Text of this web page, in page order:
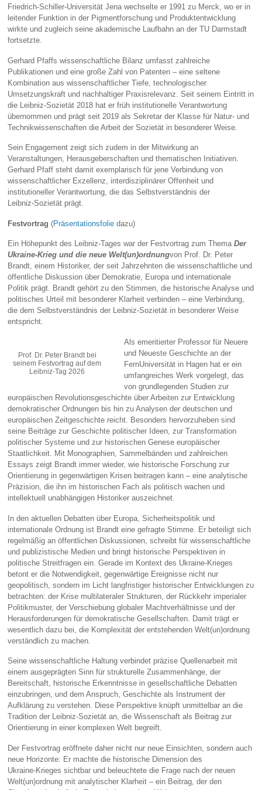
Friedrich‑Schiller‑Universität Jena wechselte er 1991 zu Merck, wo er in
leitender Funktion in der Pigmentforschung und Produktentwicklung
wirkte und zugleich seine akademische Laufbahn an der TU Darmstadt
fortsetzte.
Gerhard Pfaffs wissenschaftliche Bilanz umfasst zahlreiche
Publikationen und eine große Zahl von Patenten – eine seltene
Kombination aus wissenschaftlicher Tiefe, technologischer
Umsetzungskraft und nachhaltiger Praxisrelevanz. Seit seinem Eintritt in
die Leibniz‑Sozietät 2018 hat er früh institutionelle Verantwortung
übernommen und prägt seit 2019 als Sekretar der Klasse für Natur‑ und
Technikwissenschaften die Arbeit der Sozietät in besonderer Weise.
Sein Engagement zeigt sich zudem in der Mitwirkung an
Veranstaltungen, Herausgeberschaften und thematischen Initiativen.
Gerhard Pfaff steht damit exemplarisch für jene Verbindung von
wissenschaftlicher Exzellenz, interdisziplinärer Offenheit und
institutioneller Verantwortung, die das Selbstverständnis der
Leibniz‑Sozietät prägt.
Festvortrag(Präsentationsfolie dazu)
Ein Höhepunkt des Leibniz‑Tages war der Festvortrag zum ThemaDer
Ukraine-Krieg und die neue Welt(un)ordnungvon Prof. Dr. Peter
Brandt, einem Historiker, der seit Jahrzehnten die wissenschaftliche und
öffentliche Diskussion über Demokratie, Europa und internationale
Politik prägt. Brandt gehört zu den Stimmen, die historische Analyse und
politisches Urteil mit besonderer Klarheit verbinden – eine Verbindung,
die dem Selbstverständnis der Leibniz‑Sozietät in besonderer Weise
entspricht.
Prof. Dr. Peter Brandt bei
seinem Festvortrag auf dem
Leibniz-Tag 2026
Als emeritierter Professor für Neuere
und Neueste Geschichte an der
FernUniversität in Hagen hat er ein
umfangreiches Werk vorgelegt, das
von grundlegenden Studien zur
europäischen Revolutionsgeschichte über Arbeiten zur Entwicklung
demokratischer Ordnungen bis hin zu Analysen der deutschen und
europäischen Zeitgeschichte reicht. Besonders hervorzuheben sind
seine Beiträge zur Geschichte politischer Ideen, zur Transformation
politischer Systeme und zur historischen Genese europäischer
Staatlichkeit. Mit Monographien, Sammelbänden und zahlreichen
Essays zeigt Brandt immer wieder, wie historische Forschung zur
Orientierung in gegenwärtigen Krisen beitragen kann – eine analytische
Präzision, die ihn im historischen Fach als politisch wachen und
intellektuell unabhängigen Historiker auszeichnet.
In den aktuellen Debatten über Europa, Sicherheitspolitik und
internationale Ordnung ist Brandt eine gefragte Stimme. Er beteiligt sich
regelmäßig an öffentlichen Diskussionen, schreibt für wissenschaftliche
und publizistische Medien und bringt historische Perspektiven in
politische Streitfragen ein. Gerade im Kontext des Ukraine‑Krieges
betont er die Notwendigkeit, gegenwärtige Ereignisse nicht nur
geopolitisch, sondern im Licht langfristiger historischer Entwicklungen zu
betrachten: der Krise multilateraler Strukturen, der Rückkehr imperialer
Politikmuster, der Verschiebung globaler Machtverhältnisse und der
Herausforderungen für demokratische Gesellschaften. Damit trägt er
wesentlich dazu bei, die Komplexität der entstehenden Welt(un)ordnung
verständlich zu machen.
Seine wissenschaftliche Haltung verbindet präzise Quellenarbeit mit
einem ausgeprägten Sinn für strukturelle Zusammenhänge, der
Bereitschaft, historische Erkenntnisse in gesellschaftliche Debatten
einzubringen, und dem Anspruch, Geschichte als Instrument der
Aufklärung zu verstehen. Diese Perspektive knüpft unmittelbar an die
Tradition der Leibniz‑Sozietät an, die Wissenschaft als Beitrag zur
Orientierung in einer komplexen Welt begreift.
Der Festvortrag eröffnete daher nicht nur neue Einsichten, sondern auch
neue Horizonte: Er machte die historische Dimension des
Ukraine‑Krieges sichtbar und beleuchtete die Frage nach der neuen
Welt(un)ordnung mit analytischer Klarheit – ein Beitrag, der den